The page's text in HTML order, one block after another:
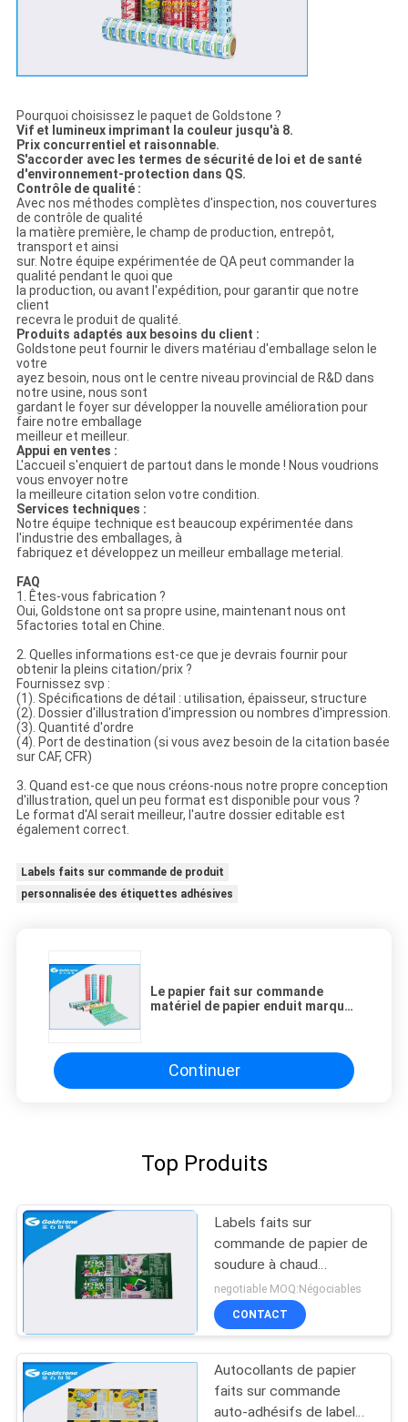
Pourquoi choisissez le paquet de Goldstone ?
Vif et lumineux imprimant la couleur jusqu'à 8.
Prix concurrentiel et raisonnable.
S'accorder avec les termes de sécurité de loi et de santé
d'environnement-protection dans QS.
Contrôle de qualité :
Avec nos méthodes complètes d'inspection, nos couvertures
de contrôle de qualité
la matière première, le champ de production, entrepôt,
transport et ainsi
sur. Notre équipe expérimentée de QA peut commander la
qualité pendant le quoi que
la production, ou avant l'expédition, pour garantir que notre
client
recevra le produit de qualité.
Produits adaptés aux besoins du client :
Goldstone peut fournir le divers matériau d'emballage selon le
votre
ayez besoin, nous ont le centre niveau provincial de R&D dans
notre usine, nous sont
gardant le foyer sur développer la nouvelle amélioration pour
faire notre emballage
meilleur et meilleur.
Appui en ventes :
L'accueil s'enquiert de partout dans le monde ! Nous voudrions
vous envoyer notre
la meilleure citation selon votre condition.
Services techniques :
Notre équipe technique est beaucoup expérimentée dans
l'industrie des emballages, à
fabriquez et développez un meilleur emballage meterial.
FAQ
1. Êtes-vous fabrication ?
Oui, Goldstone ont sa propre usine, maintenant nous ont
5factories total en Chine.
2. Quelles informations est-ce que je devrais fournir pour
obtenir la pleins citation/prix ?
Fournissez svp :
(1). Spécifications de détail : utilisation, épaisseur, structure
(2). Dossier d'illustration d'impression ou nombres d'impression.
(3). Quantité d'ordre
(4). Port de destination (si vous avez besoin de la citation basée
sur CAF, CFR)
3. Quand est-ce que nous créons-nous notre propre conception
d'illustration, quel un peu format est disponible pour vous ?
Le format d'AI serait meilleur, l'autre dossier editable est
également correct.
Labels faits sur commande de produit
personnalisée des étiquettes adhésives
Le papier fait sur commande
matériel de papier enduit marque
Continuer
Top Produits
Labels faits sur
commande de papier de
soudure à chaud
imperméable, label en
plastique de yaourt pour
des laitages
negotiable MOQ:Négociables
CONTACT
Autocollants de papier
faits sur commande
auto-adhésifs de label